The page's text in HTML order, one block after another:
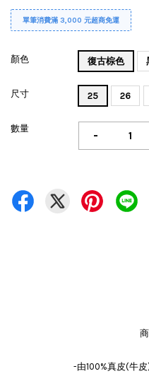
單筆消費滿 3,000 元超商免運
顏色 復古棕色
尺寸 25 26
數量 -
-由100%真皮(牛